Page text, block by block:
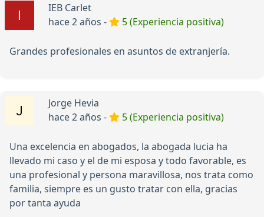
IEB Carlet
hace 2 años -
5 (Experiencia positiva)
Grandes profesionales en asuntos de extranjería.
Jorge Hevia
hace 2 años -
5 (Experiencia positiva)
Una excelencia en abogados, la abogada lucia ha
llevado mi caso y el de mi esposa y todo favorable, es
una profesional y persona maravillosa, nos trata como
familia, siempre es un gusto tratar con ella, gracias
por tanta ayuda